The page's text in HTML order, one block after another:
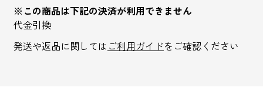
※この商品は下記の決済が利用できません
代金引換
発送や返品に関しては ご利用ガイドをご確認ください